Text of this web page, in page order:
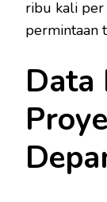
ribu kali per
permintaan
Data